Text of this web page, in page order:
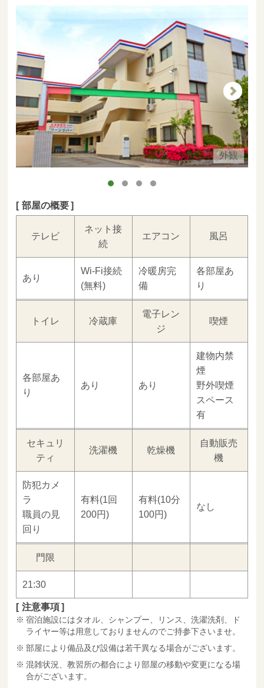
外観
部屋の概要
テレビ
ネット接
続
エアコン 風呂
あり
Wi-Fi接続
(無料)
冷暖房完
備
各部屋あ
り
トイレ 冷蔵庫
電子レン
ジ
喫煙
各部屋あ
り
あり あり
建物内禁
煙
野外喫煙
スペース
有
セキュリ
ティ
洗濯機 乾燥機
自動販売
機
防犯カメ
ラ
職員の見
回り
有料(1回
200円)
有料(10分
100円)
なし
門限
21:30
注意事項
宿泊施設にはタオル、シャンプー、リンス、洗濯洗剤、ド
ライヤー等は用意しておりませんのでご持参下さいませ。
部屋により備品及び設備は若干異なる場合がございます。
混雑状況、教習所の都合により部屋の移動や変更になる場
合がございます。